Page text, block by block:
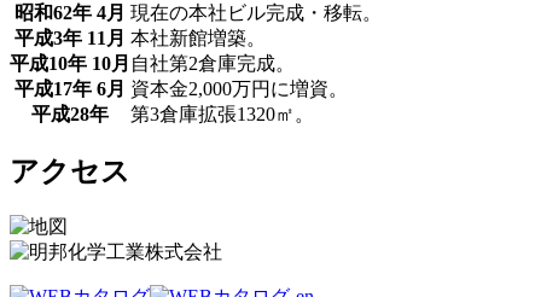
昭和62年 4月 現在の本社ビル完成・移転。
平成3年 11月 本社新館増築。
平成10年 10月 自社第2倉庫完成。
平成17年 6月 資本金2,000万円に増資。
平成28年
第3倉庫拡張1320㎡。
アクセス